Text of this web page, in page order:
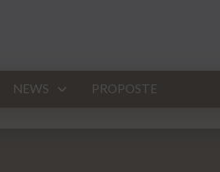
NEWS PROPOSTE